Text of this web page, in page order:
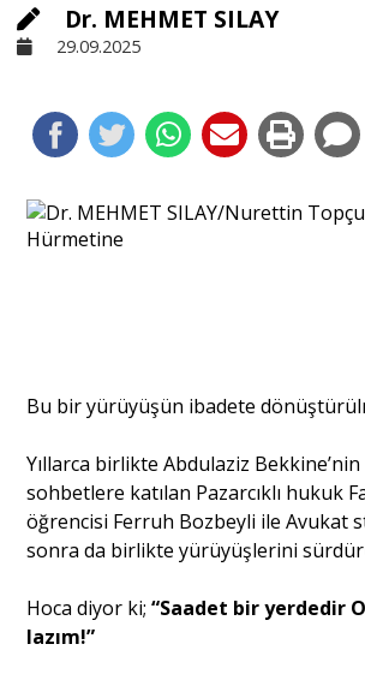
Sivil Toplum
Kültür - Sanat
Söyleşi
Yazı Dizisi
Dr. MEHMET SILAY
29.09.2025
Bu bir yürüyüşün ibadete
Yıllarca birlikte Abdulaziz
sohbetlere katılan Pazarcıklı hukuk
öğrencisi Ferruh Bozbeyli ile Avukat
sonra da birlikte yürüyüşlerini
Hoca diyor ki;“Saadet bir yerdedir
lazım!”